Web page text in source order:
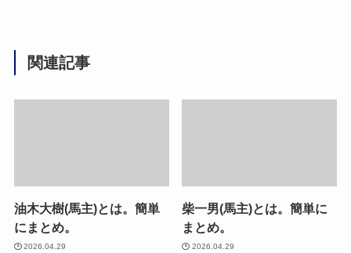
関連記事
油木大樹(馬主)とは。簡単
にまとめ。
2026.04.29
柴一男(馬主)とは。簡単に
まとめ。
2026.04.29